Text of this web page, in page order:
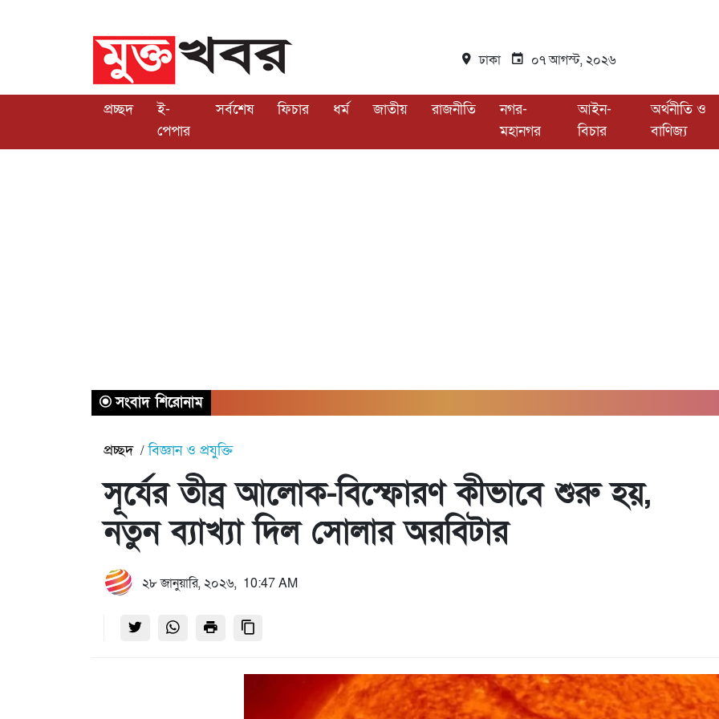
ঢাকা ০৭ আগস্ট, ২০২৬
প্রচ্ছদ
ই-
পেপার
সর্বশেষ ফিচার ধর্ম জাতীয় রাজনীতি
নগর-
মহানগর
আইন-
বিচার
অর্থনীতি ও
বাণিজ্য
সংবাদ শিরোনাম
প্রচ্ছদ বিজ্ঞান ও প্রযুক্তি
সূর্যের তীব্র আলোক-বিস্ফোরণ কীভাবে শুরু হয়,
নতুন ব্যাখ্যা দিল সোলার অরবিটার
২৮ জানুয়ারি, ২০২৬, 10:47 AM